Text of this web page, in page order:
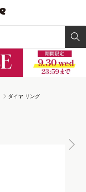
ダイヤ リング